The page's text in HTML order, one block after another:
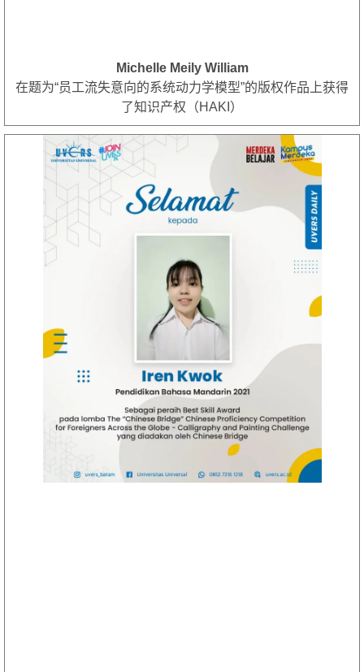
Michelle Meily William
在题为“员工流失意向的系统动力学模型”的版权作品上获得
了知识产权（HAKI）